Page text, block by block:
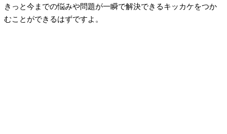
きっと今までの悩みや問題が一瞬で解決できるキッカケをつか
むことができるはずですよ。